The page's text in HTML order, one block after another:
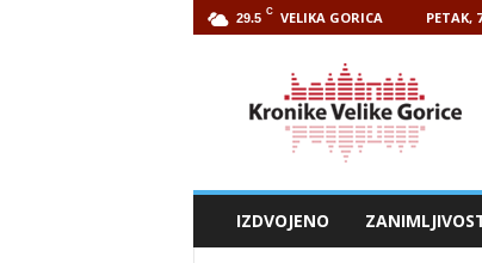
29.5 C VELIKA GORICA PETAK,
IZDVOJENO